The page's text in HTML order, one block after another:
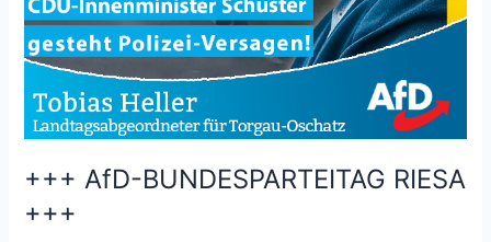
+++ AfD-BUNDESPARTEITAG RIESA
+++